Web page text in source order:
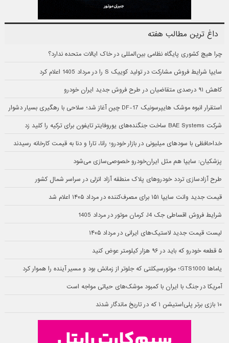
داغ ترین مطالب هفته
چرا هیچ کشوری پایگاه نظامی بین‌المللی در خاک ایالات متحده ندارد؟
سایپا شرایط فروش مشارکت در تولید کوییک S را در مرداد 1405 اعلام کرد
کاهش ۹۱ درصدی متقاضیان در طرح فروش جدید ایران خودرو
استقرار انبوه موشک هایپرسونیک DF-17 چین آغاز شد؛ سلاحی با رهگیری بسیار دشوار
شرکت BAE Systems ساخت جنگنده‌های یوروفایتر تایفون برای ترکیه را کلید زد
خداحافظی با سودهای میلیونی در بازار خودرو؛ رانا، تارا و دنا به قیمت کارخانه رسیدند
پزشکیان: سایپا هم مثل ایران‌خودرو خصوصی‌سازی می‌شود
طرح آزادسازی تردد خودروهای پلاک منطقه آزاد انزلی در سراسر شمال کشور
قیمت جدید وانت سایپا ۱۵۱ برای مصرف‌کننده در مرداد ۱۴۰۵ اعلام شد
شرایط فروش اقساطی جک J4 کرمان موتور در مرداد 1405
لیست قیمت جدید لاستیک‌های ایرانی در مرداد ۱۴۰۵
۵ قطعه خودرو که باید در ۹۶ هزار کیلومتر عوض کنید
یاماها GTS1000؛ موتورسیکلتی که جلوتر از زمانش بود و مسیر آینده را هموار کرد
آمریکا در جنگ با ایران با کمبود موشک‌های حیاتی مواجه است
۱۰ بازی برتر پلی‌استیشن ۱ که در تاریخ ماندگار شدند